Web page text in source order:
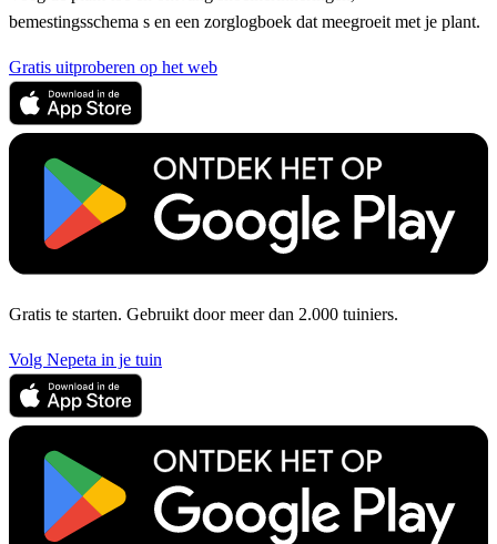
bemestingsschema s en een zorglogboek dat meegroeit met je plant.
Gratis uitproberen op het web
Gratis te starten. Gebruikt door meer dan 2.000 tuiniers.
Volg Nepeta in je tuin